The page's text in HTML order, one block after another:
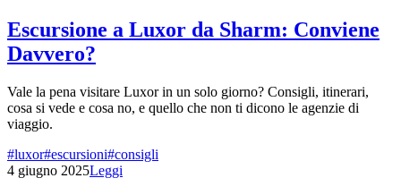
Escursione a Luxor da Sharm: Conviene
Davvero?
Vale la pena visitare Luxor in un solo giorno? Consigli, itinerari,
cosa si vede e cosa no, e quello che non ti dicono le agenzie di
viaggio.
#luxor#escursioni#consigli
4 giugno 2025Leggi